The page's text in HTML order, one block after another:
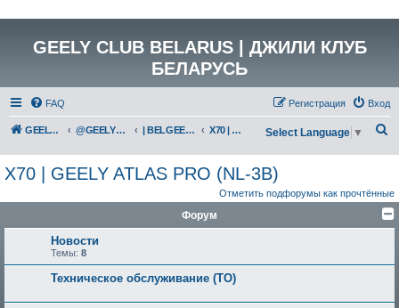
GEELY CLUB BELARUS | ДЖИЛИ КЛУБ
БЕЛАРУСЬ
FAQ Вход
Регистрация
GEELY Club Belarus @GEELYCLUBBY | BELGEE КАТАЛОГ X70 | GEELY ATLAS PRO (NL-3B)
с
к
Select Language ▼
X70 | GEELY ATLAS PRO (NL-3B)
Отметить подфорумы как прочтённые
Форум
Новости
Темы: 8
Техническое обслуживание (ТО)